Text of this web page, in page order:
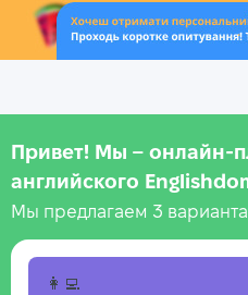
.
Привет! Мы –
английского
Мы предлагаем 3
👩‍💻